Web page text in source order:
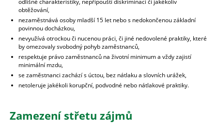
odlišné charakteristiky, nepřipouští diskriminaci či jakékoliv
obtěžování,
nezaměstnává osoby mladší 15 let nebo s nedokončenou základní
povinnou docházkou,
nevyužívá otrockou či nucenou práci, či jiné nedovolené praktiky, které
by omezovaly svobodný pohyb zaměstnanců,
respektuje právo zaměstnanců na životní minimum a vždy zajistí
minimální mzdu,
se zaměstnanci zachází s úctou, bez nátlaku a slovních urážek,
netoleruje jakékoli korupční, podvodné nebo nátlakové praktiky.
Zamezení střetu zájmů